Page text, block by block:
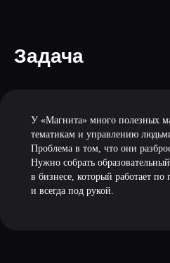
Задача
У «Магнита» много полезных
тематикам и управлению
Проблема в том, что они
Нужно собрать
в бизнесе, который работает
и всегда под рукой.